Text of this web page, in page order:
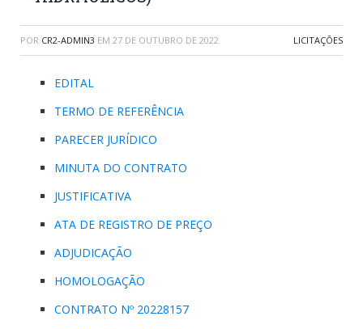
POR CR2-ADMIN3 EM 27 DE OUTUBRO DE 2022 LICITAÇÕES
EDITAL
TERMO DE REFERÊNCIA
PARECER JURÍDICO
MINUTA DO CONTRATO
JUSTIFICATIVA
ATA DE REGISTRO DE PREÇO
ADJUDICAÇÃO
HOMOLOGAÇÃO
CONTRATO Nº 20228157